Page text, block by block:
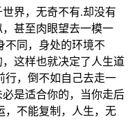
界，无奇不有.却没有
甚至肉眼望去一模一
不同，身处的环境不
这样也就决定了人生道
行，倒不如自己去走一
是适合你的，当你走后
，不能复制，人生，无